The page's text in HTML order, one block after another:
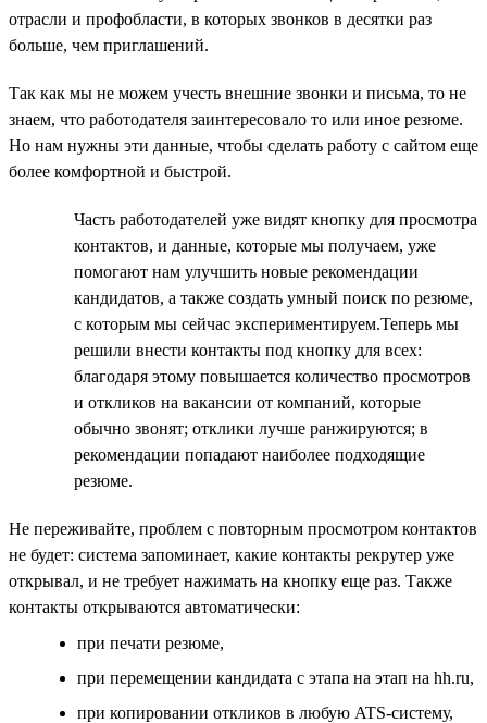
отрасли и профобласти, в которых звонков в десятки раз
больше, чем приглашений.
Так как мы не можем учесть внешние звонки и письма, то не
знаем, что работодателя заинтересовало то или иное резюме.
Но нам нужны эти данные, чтобы сделать работу с сайтом еще
более комфортной и быстрой.
Часть работодателей уже видят кнопку для просмотра
контактов, и данные, которые мы получаем, уже
помогают нам улучшить новые рекомендации
кандидатов, а также создать умный поиск по резюме,
с которым мы сейчас экспериментируем.Теперь мы
решили внести контакты под кнопку для всех:
благодаря этому повышается количество просмотров
и откликов на вакансии от компаний, которые
обычно звонят; отклики лучше ранжируются; в
рекомендации попадают наиболее подходящие
резюме.
Не переживайте, проблем с повторным просмотром контактов
не будет: система запоминает, какие контакты рекрутер уже
открывал, и не требует нажимать на кнопку еще раз. Также
контакты открываются автоматически:
при печати резюме,
при перемещении кандидата с этапа на этап на hh.ru,
при копировании откликов в любую ATS-систему,